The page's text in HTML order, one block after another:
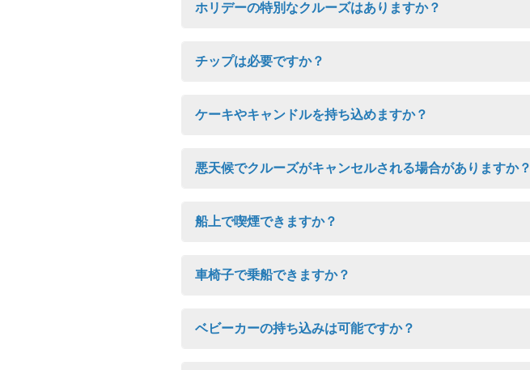
ホリデーの特別なクルーズはありますか？
チップは必要ですか？
ケーキやキャンドルを持ち込めますか？
悪天候でクルーズがキャンセルされる場合がありますか？
船上で喫煙できますか？
車椅子で乗船できますか？
ベビーカーの持ち込みは可能ですか？